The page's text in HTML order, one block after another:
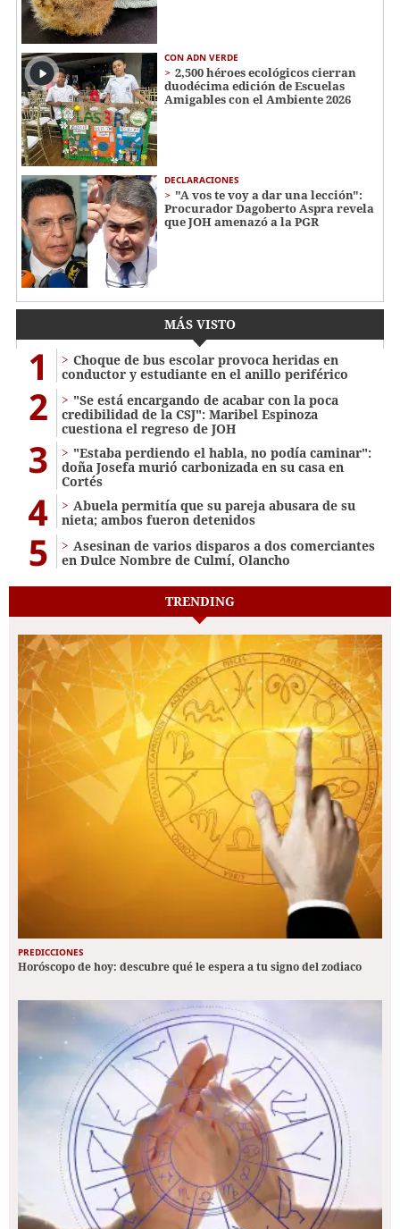
CON ADN VERDE
2,500 héroes ecológicos cierran
duodécima edición de Escuelas
Amigables con el Ambiente 2026
DECLARACIONES
"A vos te voy a dar una lección":
Procurador Dagoberto Aspra revela
que JOH amenazó a la PGR
MÁS VISTO
1
Choque de bus escolar provoca heridas en
conductor y estudiante en el anillo periférico
2
"Se está encargando de acabar con la poca
credibilidad de la CSJ": Maribel Espinoza
cuestiona el regreso de JOH
3
"Estaba perdiendo el habla, no podía caminar":
doña Josefa murió carbonizada en su casa en
Cortés
4
Abuela permitía que su pareja abusara de su
nieta; ambos fueron detenidos
5
Asesinan de varios disparos a dos comerciantes
en Dulce Nombre de Culmí, Olancho
TRENDING
PREDICCIONES
Horóscopo de hoy: descubre qué le espera a tu signo del zodiaco